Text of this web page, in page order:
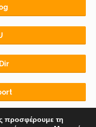
προσφέρουμε τη